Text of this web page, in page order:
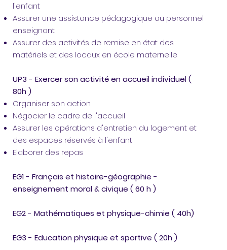
l'enfant
Assurer une assistance pédagogique au personnel
enseignant
Assurer des activités de remise en état des
matériels et des locaux en école maternelle
UP3 - Exercer son activité en accueil individuel (
80h )
Organiser son action
Négocier le cadre de l'accueil
Assurer les opérations d'entretien du logement et
des espaces réservés à l'enfant
Elaborer des repas
EG1 - Français et histoire-géographie -
enseignement moral & civique ( 60 h )
EG2 - Mathématiques et physique-chimie ( 40h)
EG3 - Education physique et sportive ( 20h )